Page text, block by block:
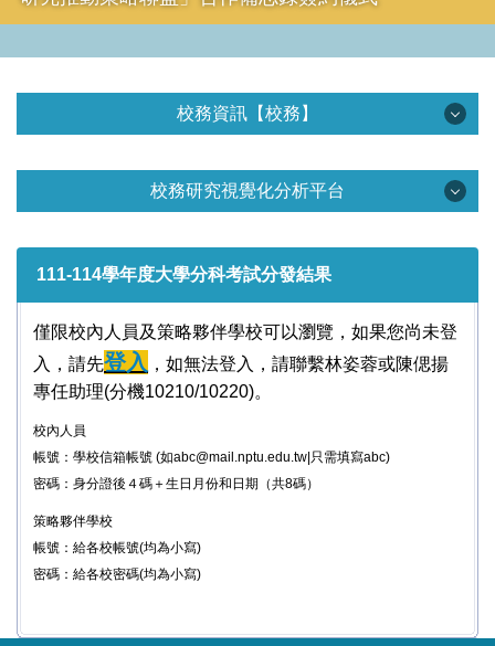
校務資訊【校務】
本校
校務研究視覺化分析平台
學生面[考招資料]
學生面[生源]
學生面[高中端]
學生面[學生規模]
學生面[學習情況](準備中)
111-114學年度大學分科考試分發結果
僅限校內人員及策略夥伴學校可以瀏覽，如果您尚未登
入，請先登入 ，如無法登入，請聯繫林姿蓉或陳偲揚
專任助理(分機10210/10220)。
校內人員
帳號：學校信箱帳號 (如abc@mail.nptu.edu.tw|只需填寫abc)
密碼：身分證後４碼＋生日月份和日期（共8碼）
策略夥伴學校
帳號：給各校帳號(均為小寫)
密碼：給各校密碼(均為小寫)